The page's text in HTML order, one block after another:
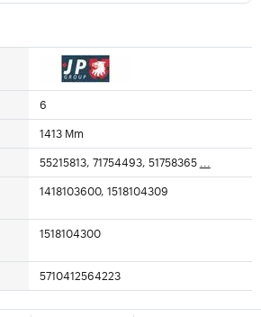
6
1413 Mm
55215813, 71754493, 51758365 ...
1418103600, 1518104309
1518104300
5710412564223